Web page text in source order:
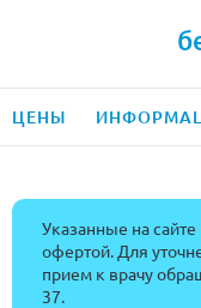
ЦЕНЫ
Указанные на
офертой. Для
прием к врачу
37.